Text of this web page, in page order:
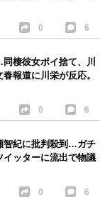
0 6
棲彼女ポイ捨て、川
報道に川栄が反応。
0 6
智紀に批判殺到…ガチ
ッターに流出で物議
0 6